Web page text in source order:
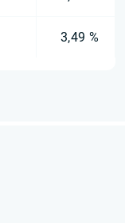
3,49 %